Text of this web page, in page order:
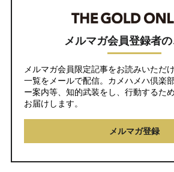
メルマガ会員登録者
メルマガ会員限定記事をお読みいただ
一覧をメールで配信。カメハメハ倶楽
ー案内等、知的武装をし、行動するた
お届けします。
メルマガ登録